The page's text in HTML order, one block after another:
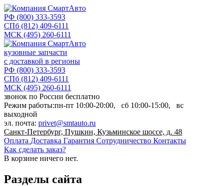
РФ (800) 333-3593
СПб (812) 409-6111
МСК (495) 260-6111
кузовные запчасти
с доставкой в регионы
РФ (800) 333-3593
СПб (812) 409-6111
МСК (495) 260-6111
звонок по России бесплатно
Режим работы:пн-пт 10:00-20:00, сб 10:00-15:00, вс
выходной
эл. почта: privet@smtauto.ru
Санкт-Петербург, Пушкин, Кузьминское шоссе, д. 48
Оплата Доставка Гарантия Сотрудничество Контакты
Как сделать заказ?
В корзине ничего нет.
Разделы сайта